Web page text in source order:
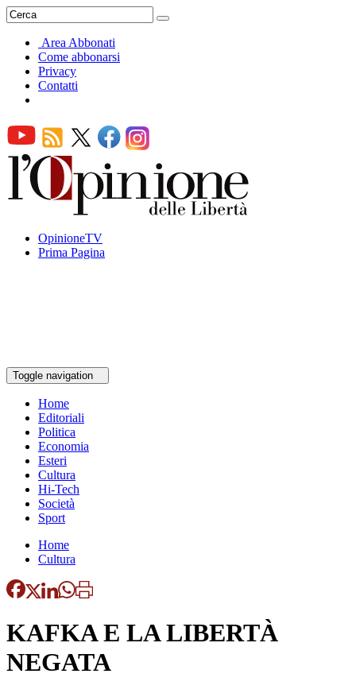
Area Abbonati
Come abbonarsi
Privacy
Contatti
OpinioneTV
Prima Pagina
Toggle navigation
Home
Editoriali
Politica
Economia
Esteri
Cultura
Hi-Tech
Società
Sport
Home
Cultura
KAFKA E LA LIBERTÀ
NEGATA